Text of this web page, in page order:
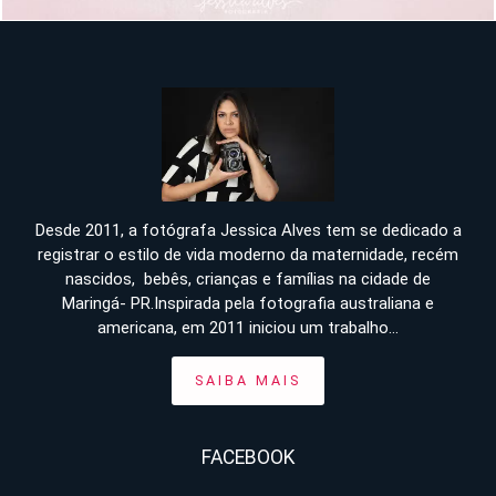
Desde 2011, a fotógrafa Jessica Alves tem se dedicado a
registrar o estilo de vida moderno da maternidade, recém
nascidos, bebês, crianças e famílias na cidade de
Maringá- PR.Inspirada pela fotografia australiana e
americana, em 2011 iniciou um trabalho...
SAIBA MAIS
FACEBOOK